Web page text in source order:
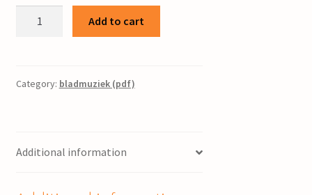
Piet
Add to cart
Category: bladmuziek (pdf)
Additional information